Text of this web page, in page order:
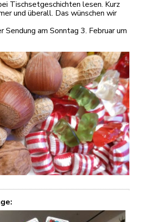
Tischsetgeschichten lesen. Kurz
und überall. Das wünschen wir
Sendung am Sonntag 3. Februar um